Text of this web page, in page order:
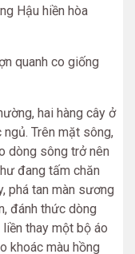
Hậu hiền hòa
quanh co giống
hai hàng cây ở
Trên mặt sông,
dòng sông trở nên
đang tấm chăn
phá tan màn sương
đánh thức dòng
thay một bộ áo
khoác màu hồng